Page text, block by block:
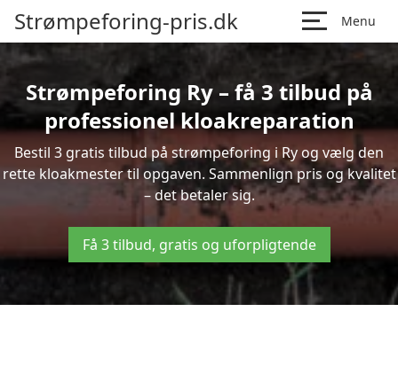
Strømpeforing-pris.dk Menu
Strømpeforing Ry – få 3 tilbud på
professionel kloakreparation
Bestil 3 gratis tilbud på strømpeforing i Ry og vælg den
rette kloakmester til opgaven. Sammenlign pris og kvalitet
– det betaler sig.
Få 3 tilbud, gratis og uforpligtende